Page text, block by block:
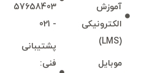
آموزش
الكترونیكی
(LMS)
موبايل
57658403
- 021
پشتيبانی
فنی: